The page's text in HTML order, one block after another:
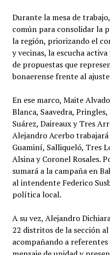
Durante la mesa de
común para consolidar la
la región, priorizando el
y vecinas, la escucha
de propuestas que
bonaerense frente al
En ese marco, Maite
Blanca, Saavedra,
Suárez, Daireaux y Tres
Alejandro Acerbo
Guaminí, Salliqueló, Tres
Alsina y Coronel Rosales.
sumará a la campaña en
al intendente Federico
política local.
A su vez, Alejandro
22 distritos de la sección
acompañando a